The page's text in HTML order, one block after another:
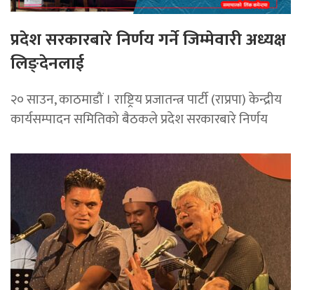
प्रदेश सरकारबारे निर्णय गर्ने जिम्मेवारी अध्यक्ष
लिङ्देनलाई
२० साउन, काठमाडौं । राष्ट्रिय प्रजातन्त्र पार्टी (राप्रपा) केन्द्रीय
कार्यसम्पादन समितिको बैठकले प्रदेश सरकारबारे निर्णय